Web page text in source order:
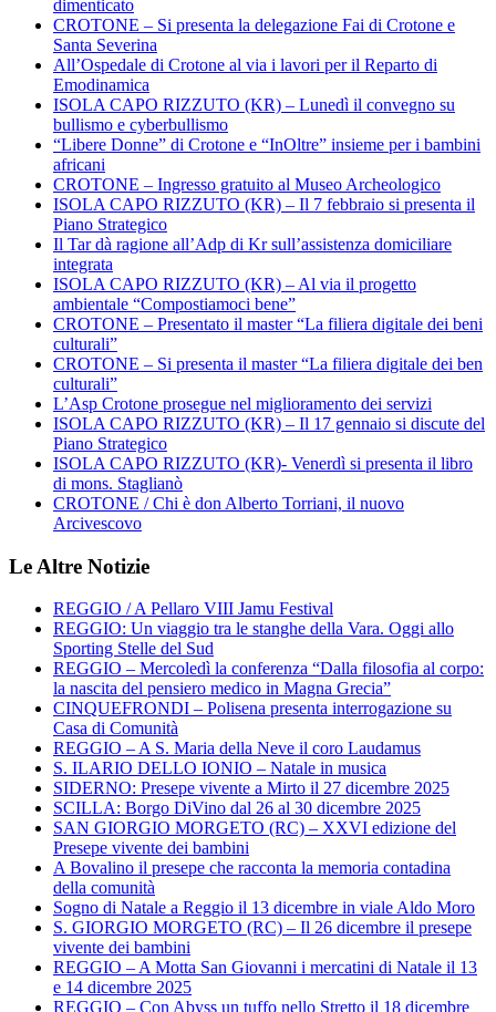
dimenticato
CROTONE – Si presenta la delegazione Fai di Crotone e
Santa Severina
All’Ospedale di Crotone al via i lavori per il Reparto di
Emodinamica
ISOLA CAPO RIZZUTO (KR) – Lunedì il convegno su
bullismo e cyberbullismo
“Libere Donne” di Crotone e “InOltre” insieme per i bambini
africani
CROTONE – Ingresso gratuito al Museo Archeologico
ISOLA CAPO RIZZUTO (KR) – Il 7 febbraio si presenta il
Piano Strategico
Il Tar dà ragione all’Adp di Kr sull’assistenza domiciliare
integrata
ISOLA CAPO RIZZUTO (KR) – Al via il progetto
ambientale “Compostiamoci bene”
CROTONE – Presentato il master “La filiera digitale dei beni
culturali”
CROTONE – Si presenta il master “La filiera digitale dei ben
culturali”
L’Asp Crotone prosegue nel miglioramento dei servizi
ISOLA CAPO RIZZUTO (KR) – Il 17 gennaio si discute del
Piano Strategico
ISOLA CAPO RIZZUTO (KR)- Venerdì si presenta il libro
di mons. Staglianò
CROTONE / Chi è don Alberto Torriani, il nuovo
Arcivescovo
Le Altre Notizie
REGGIO / A Pellaro VIII Jamu Festival
REGGIO: Un viaggio tra le stanghe della Vara. Oggi allo
Sporting Stelle del Sud
REGGIO – Mercoledì la conferenza “Dalla filosofia al corpo:
la nascita del pensiero medico in Magna Grecia”
CINQUEFRONDI – Polisena presenta interrogazione su
Casa di Comunità
REGGIO – A S. Maria della Neve il coro Laudamus
S. ILARIO DELLO IONIO – Natale in musica
SIDERNO: Presepe vivente a Mirto il 27 dicembre 2025
SCILLA: Borgo DiVino dal 26 al 30 dicembre 2025
SAN GIORGIO MORGETO (RC) – XXVI edizione del
Presepe vivente dei bambini
A Bovalino il presepe che racconta la memoria contadina
della comunità
Sogno di Natale a Reggio il 13 dicembre in viale Aldo Moro
S. GIORGIO MORGETO (RC) – Il 26 dicembre il presepe
vivente dei bambini
REGGIO – A Motta San Giovanni i mercatini di Natale il 13
e 14 dicembre 2025
REGGIO – Con Abyss un tuffo nello Stretto il 18 dicembre